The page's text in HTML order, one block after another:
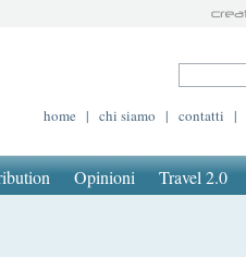
home | chi siamo | contatti |
Opinioni Travel 2.0